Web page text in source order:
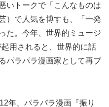
いトークで「こんなものは
）で人気を博すも、「一発
た。今年、世界的ミュージ
用されると、世界的に話
パラパラ漫画家として再ブ
年、パラパラ漫画『振り